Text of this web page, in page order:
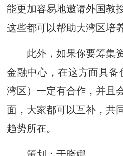
能更加容易地邀请外国教
这些都可以帮助大湾区培
此外，如果你要筹集资
金融中心，在这方面具备
湾区）一定有合作，并且
面，大家都可以互补，共
趋势所在。